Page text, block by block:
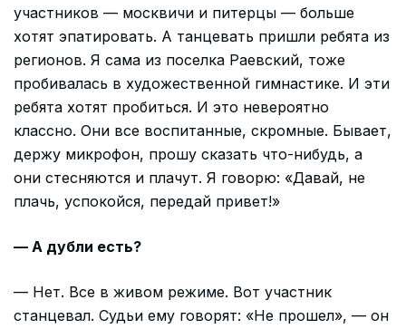
участников — москвичи и питерцы — больше
хотят эпатировать. А танцевать пришли ребята из
регионов. Я сама из поселка Раевский, тоже
пробивалась в художественной гимнастике. И эти
ребята хотят пробиться. И это невероятно
классно. Они все воспитанные, скромные. Бывает,
держу микрофон, прошу сказать что-нибудь, а
они стесняются и плачут. Я говорю: «Давай, не
плачь, успокойся, передай привет!»
— А дубли есть?
— Нет. Все в живом режиме. Вот участник
станцевал. Судьи ему говорят: «Не прошел», — он